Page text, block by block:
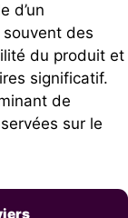
d’un
des
du produit et
significatif.
de
sur le